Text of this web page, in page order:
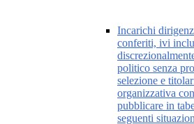
Incarichi
conferiti, ivi
politico senza
selezione e
organizzativa
pubblicare in
seguenti